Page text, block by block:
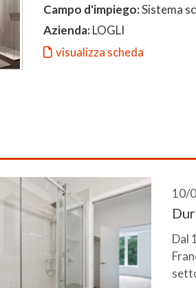
Campo d'impiego:Sistema
Azienda:LOGLI
visualizza scheda
10/
Dal